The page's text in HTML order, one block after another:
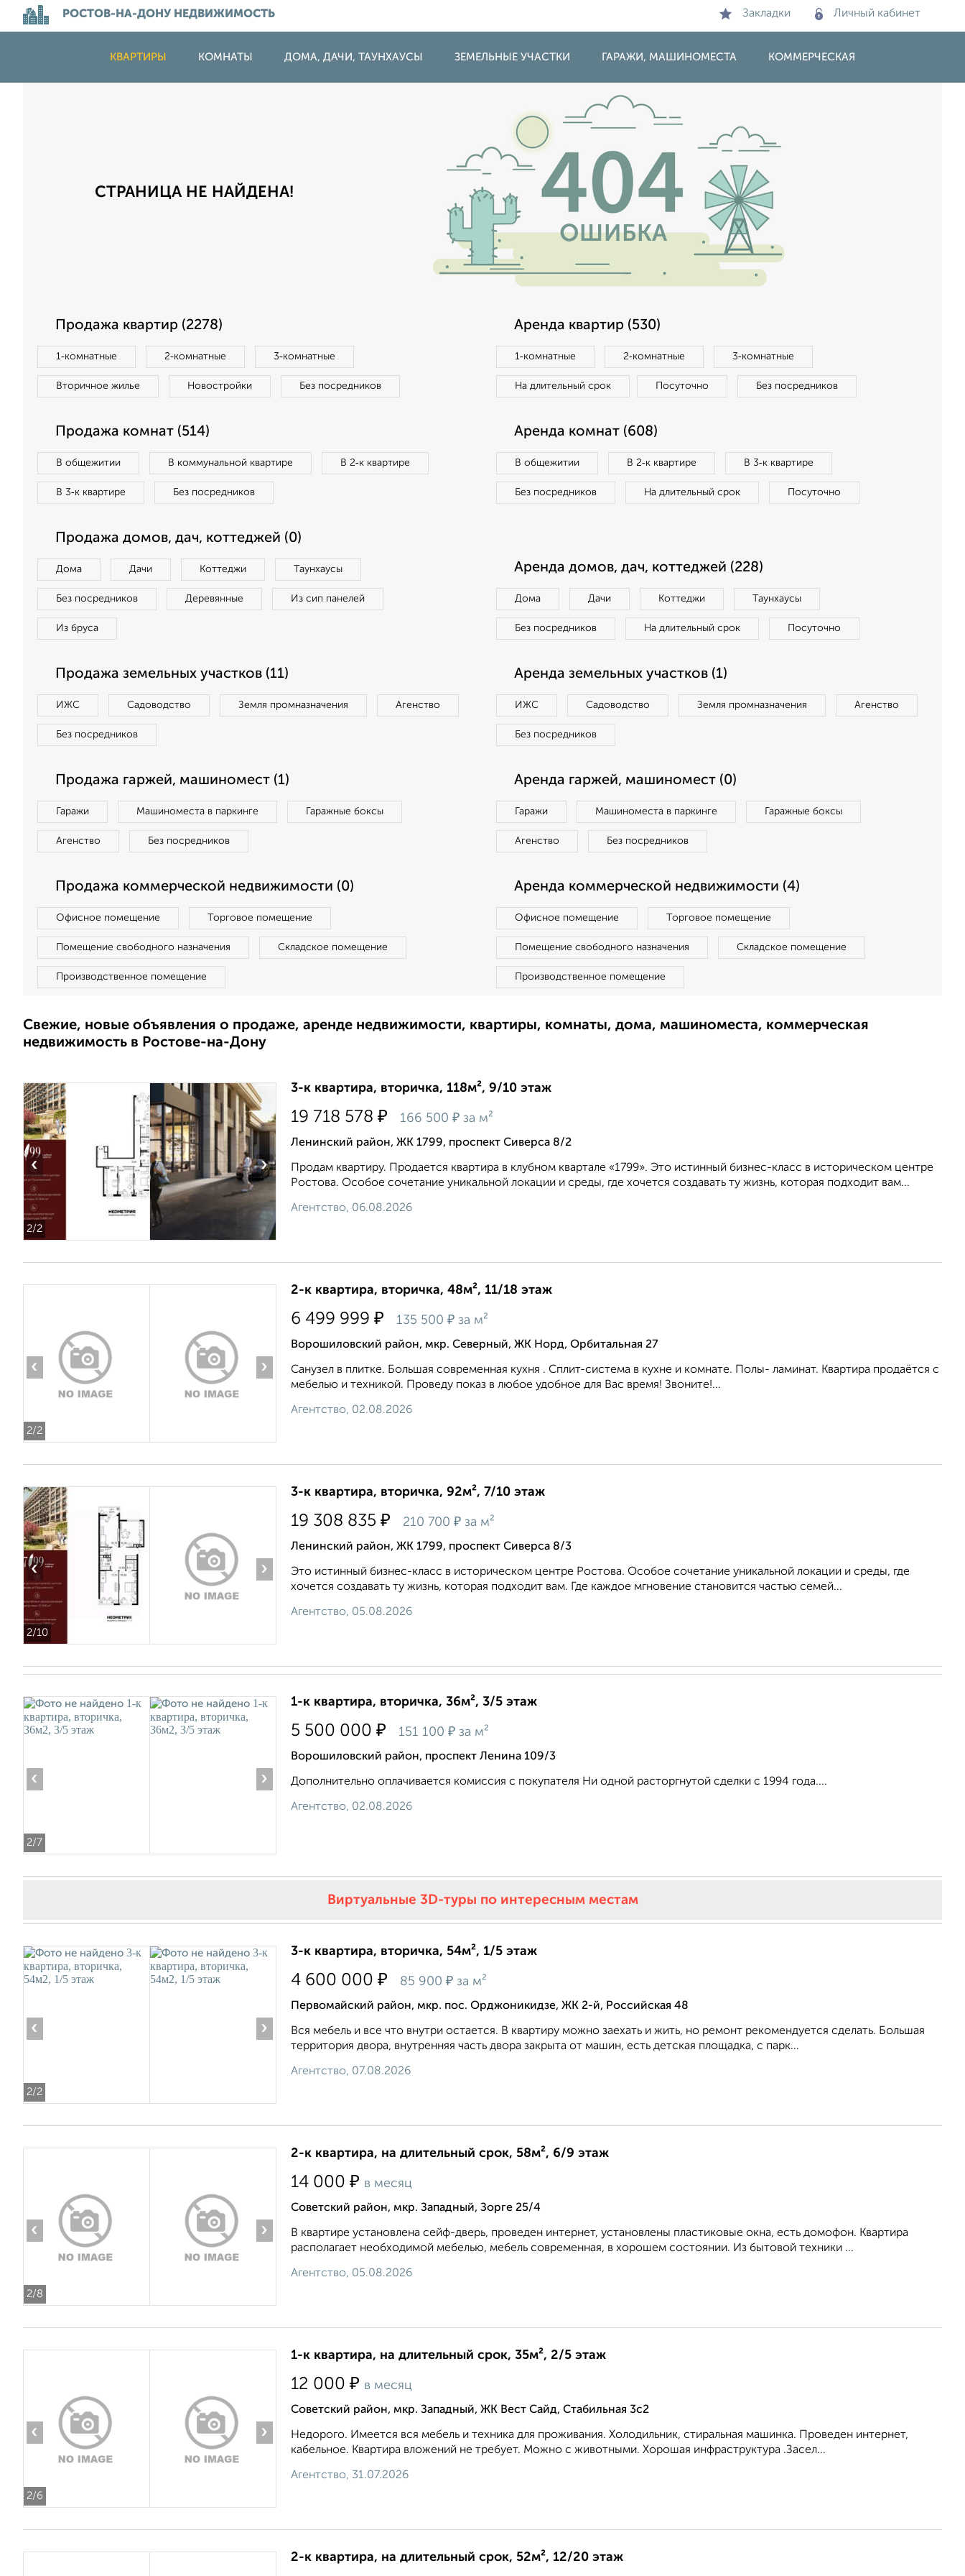
РОСТОВ-НА-ДОНУ НЕДВИЖИМОСТЬ Закладки Личный кабинет
КВАРТИРЫ КОМНАТЫ ДОМА, ДАЧИ, ТАУНХАУСЫ ЗЕМЕЛЬНЫЕ УЧАСТКИ ГАРАЖИ, МАШИНОМЕСТА КОММЕРЧЕСКАЯ
СТРАНИЦА НЕ НАЙДЕНА!
Продажа квартир (2278)
1‑комнатные 2‑комнатные 3‑комнатные
Вторичное жилье Новостройки Без посредников
Аренда квартир (530)
1‑комнатные 2‑комнатные 3‑комнатные
На длительный срок Посуточно Без посредников
Продажа комнат (514)
В общежитии В коммунальной квартире В 2‑к квартире
В 3‑к квартире Без посредников
Аренда комнат (608)
В общежитии В 2‑к квартире В 3‑к квартире
Без посредников На длительный срок Посуточно
Продажа домов, дач, коттеджей (0)
Дома Дачи Коттеджи Таунхаусы
Без посредников Деревянные Из сип панелей
Из бруса
Аренда домов, дач, коттеджей (228)
Дома Дачи Коттеджи Таунхаусы
Без посредников На длительный срок Посуточно
Продажа земельных участков (11)
ИЖС Садоводство Земля промназначения Агенство
Без посредников
Аренда земельных участков (1)
ИЖС Садоводство Земля промназначения Агенство
Без посредников
Продажа гаржей, машиномест (1)
Гаражи Машиноместа в паркинге Гаражные боксы
Агенство Без посредников
Аренда гаржей, машиномест (0)
Гаражи Машиноместа в паркинге Гаражные боксы
Агенство Без посредников
Продажа коммерческой недвижимости (0)
Офисное помещение Торговое помещение
Помещение свободного назначения Складское помещение
Производственное помещение
Аренда коммерческой недвижимости (4)
Офисное помещение Торговое помещение
Помещение свободного назначения Складское помещение
Производственное помещение
Свежие, новые объявления о продаже, аренде недвижимости, квартиры, комнаты, дома, машиноместа, коммерческая
недвижимость в Ростове-на-Дону
2/2
‹ ›
3-к квартира, вторичка, 118м², 9/10 этаж
19 718 578 ₽ 166 500 ₽ за м²
Ленинский район, ЖК 1799, проспект Сиверса 8/2
Продам квартиру. Продается квартира в клубном квартале «1799». Это истинный бизнес-класс в историческом центре
Ростова. Особое сочетание уникальной локации и среды, где хочется создавать ту жизнь, которая подходит вам...
Агентство, 06.08.2026
2/2
‹ ›
2-к квартира, вторичка, 48м², 11/18 этаж
6 499 999 ₽ 135 500 ₽ за м²
Ворошиловский район, мкр. Северный, ЖК Норд, Орбитальная 27
Санузел в плитке. Большая современная кухня . Сплит-система в кухне и комнате. Полы- ламинат. Квартира продаётся с
мебелью и техникой. Проведу показ в любое удобное для Вас время! Звоните!...
Агентство, 02.08.2026
2/10
‹ ›
3-к квартира, вторичка, 92м², 7/10 этаж
19 308 835 ₽ 210 700 ₽ за м²
Ленинский район, ЖК 1799, проспект Сиверса 8/3
Это истинный бизнес-класс в историческом центре Ростова. Особое сочетание уникальной локации и среды, где
хочется создавать ту жизнь, которая подходит вам. Где каждое мгновение становится частью семей...
Агентство, 05.08.2026
2/7
‹ ›
1-к квартира, вторичка, 36м², 3/5 этаж
5 500 000 ₽ 151 100 ₽ за м²
Ворошиловский район, проспект Ленина 109/3
Дополнительно оплачивается комиссия с покупателя Ни одной расторгнутой сделки с 1994 года....
Агентство, 02.08.2026
Виртуальные 3D-туры по интересным местам
2/2
‹ ›
3-к квартира, вторичка, 54м², 1/5 этаж
4 600 000 ₽ 85 900 ₽ за м²
Первомайский район, мкр. пос. Орджоникидзе, ЖК 2-й, Российская 48
Вся мебель и все что внутри остается. В квартиру можно заехать и жить, но ремонт рекомендуется сделать. Большая
территория двора, внутренняя часть двора закрыта от машин, есть детская площадка, с парк...
Агентство, 07.08.2026
2/8
‹ ›
2-к квартира, на длительный срок, 58м², 6/9 этаж
14 000 ₽ в месяц
Советский район, мкр. Западный, Зорге 25/4
В квартире установлена сейф-дверь, проведен интернет, установлены пластиковые окна, есть домофон. Квартира
располагает необходимой мебелью, мебель современная, в хорошем состоянии. Из бытовой техники ...
Агентство, 05.08.2026
2/6
‹ ›
1-к квартира, на длительный срок, 35м², 2/5 этаж
12 000 ₽ в месяц
Советский район, мкр. Западный, ЖК Вест Сайд, Стабильная 3с2
Недорого. Имеется вся мебель и техника для проживания. Холодильник, стиральная машинка. Проведен интернет,
кабельное. Квартира вложений не требует. Можно с животными. Хорошая инфраструктура .Засел...
Агентство, 31.07.2026
2-к квартира, на длительный срок, 52м², 12/20 этаж